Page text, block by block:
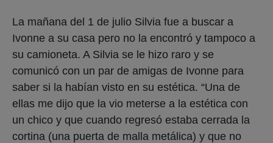
La mañana del 1 de julio Silvia fue a buscar a
Ivonne a su casa pero no la encontró y tampoco a
su camioneta. A Silvia se le hizo raro y se
comunicó con un par de amigas de Ivonne para
saber si la habían visto en su estética. “Una de
ellas me dijo que la vio meterse a la estética con
un chico y que cuando regresó estaba cerrada la
cortina (una puerta de malla metálica) y que no